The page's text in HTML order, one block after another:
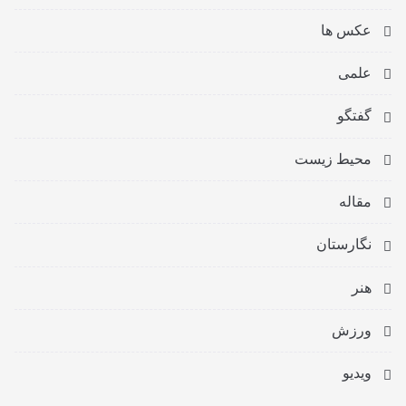
عکس ها
علمی
گفتگو
محیط زیست
مقاله
نگارستان
هنر
ورزش
ویدیو